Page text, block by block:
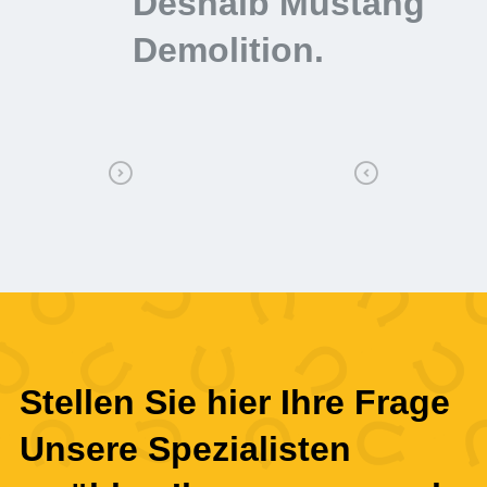
Demolition.
Stellen Sie hier Ihre Frage
Unsere Spezialisten